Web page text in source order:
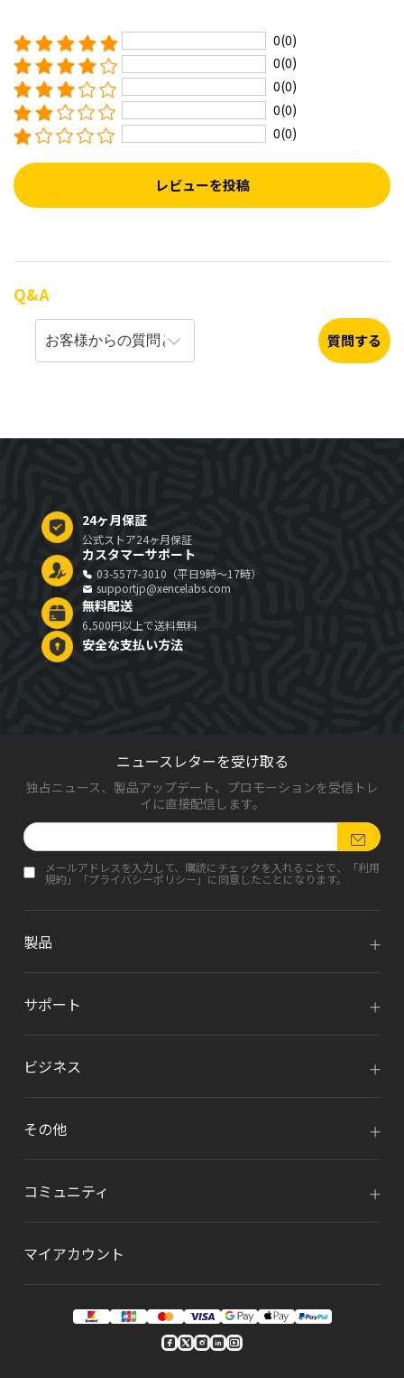
0(0)
0(0)
0(0)
0(0)
0(0)
レビューを投稿
Q&A
質問する
24ヶ月保証
公式ストア24ヶ月保証
カスタマーサポート
03-5577-3010（平日9時～17時）
supportjp@xencelabs.com
無料配送
6,500円以上で送料無料
安全な支払い方法
ニュースレターを受け取る
独占ニュース、製品アップデート、プロモーションを受信トレ
イに直接配信します。
メールアドレスを入力して、購読にチェックを入れることで、「利用
規約 」「プライバシーポリシー 」に同意したことになります。
製品
サポート
ビジネス
その他
コミュニティ
マイアカウント